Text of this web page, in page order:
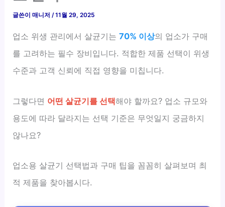
글쓴이매니저/11월 29, 2025
업소 위생 관리에서 살균기는70% 이상의 업소가 구매
를 고려하는 필수 장비입니다. 적합한 제품 선택이 위생
수준과 고객 신뢰에 직접 영향을 미칩니다.
그렇다면 어떤 살균기를 선택해야 할까요? 업소 규모와
용도에 따라 달라지는 선택 기준은 무엇일지 궁금하지
않나요?
업소용 살균기 선택법과 구매 팁을 꼼꼼히 살펴보며 최
적 제품을 찾아봅시다.